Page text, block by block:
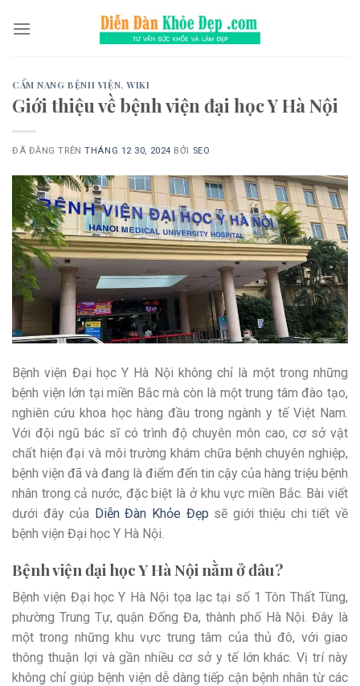
đến
CẨM NANG BỆNH VIỆN,WIKI
Giới thiệu về bệnh viện đại học Y Hà Nội
ĐÃ ĐĂNG TRÊNTHÁNG 12 30, 2024 BỞI SEO
Bệnh viện Đại học Y Hà Nội không chỉ là một trong những
bệnh viện lớn tại miền Bắc mà còn là một trung tâm đào tạo,
nghiên cứu khoa học hàng đầu trong ngành y tế Việt Nam.
Với đội ngũ bác sĩ có trình độ chuyên môn cao, cơ sở vật
chất hiện đại và môi trường khám chữa bệnh chuyên nghiệp,
bệnh viện đã và đang là điểm đến tin cậy của hàng triệu bệnh
nhân trong cả nước, đặc biệt là ở khu vực miền Bắc. Bài viết
dưới đây của Diễn Đàn Khỏe Đẹp sẽ giới thiệu chi tiết về
bệnh viện Đại học Y Hà Nội.
Bệnh viện đại học Y Hà Nội nằm ở đâu?
Bệnh viện Đại học Y Hà Nội tọa lạc tại số 1 Tôn Thất Tùng,
phường Trung Tự, quận Đống Đa, thành phố Hà Nội. Đây là
một trong những khu vực trung tâm của thủ đô, với giao
thông thuận lợi và gần nhiều cơ sở y tế lớn khác. Vị trí này
không chỉ giúp bệnh viện dễ dàng tiếp cận bệnh nhân từ các